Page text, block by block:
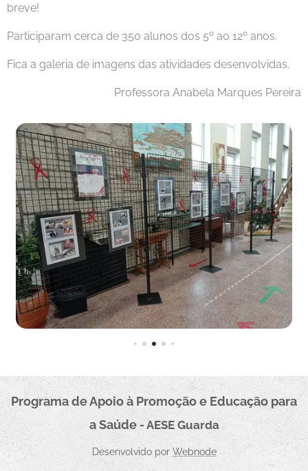
breve!
Participaram cerca de 350 alunos dos 5º ao 12º anos.
Fica a galeria de imagens das atividades desenvolvidas.
Professora Anabela Marques Pereira
Programa de Apoio à Promoção e Educação para
a Saúde - AESE Guarda
Desenvolvido por Webnode